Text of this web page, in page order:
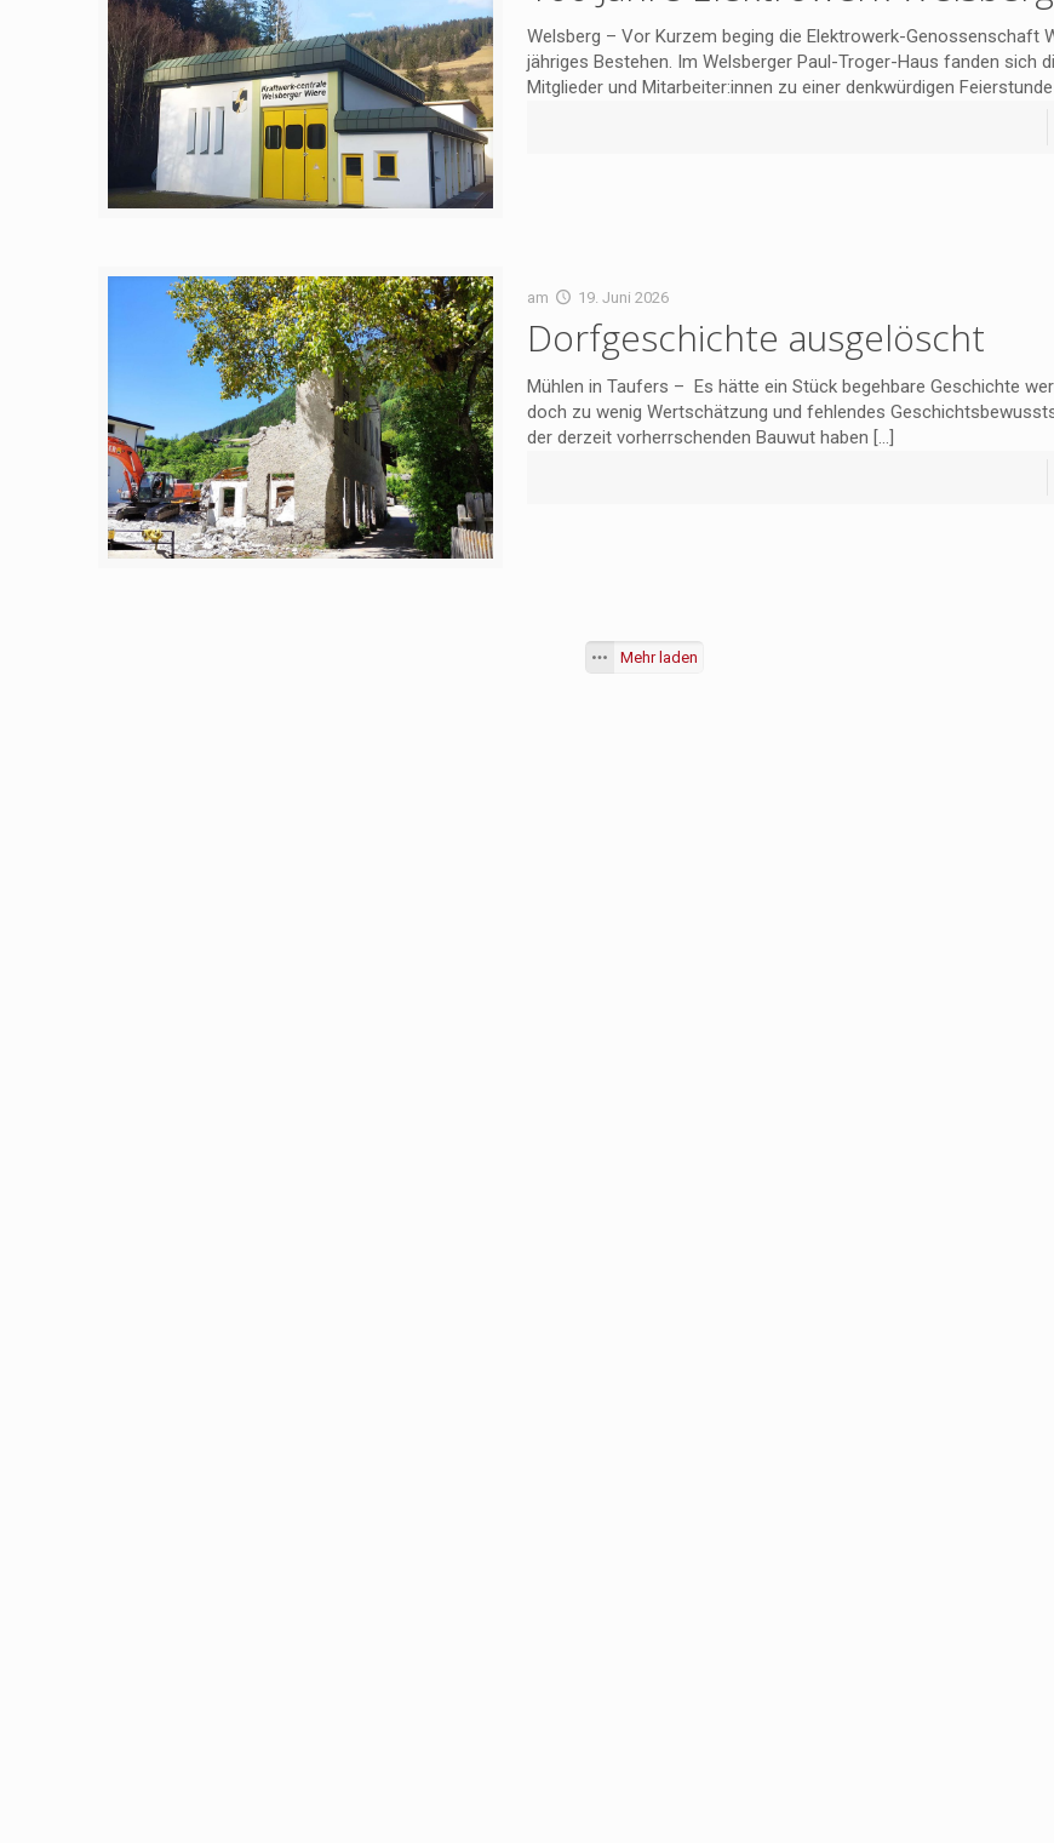
Welsberg – Vor Kurzem beging die Elektrowerk-Genossenschaft
jähriges Bestehen. Im Welsberger Paul-Troger-Haus fanden sich
Mitglieder und Mitarbeiter:innen zu einer denkwürdigen Feierstunde
am 19. Juni 2026
Dorfgeschichte ausgelöscht
Mühlen in Taufers – Es hätte ein Stück begehbare Geschichte
doch zu wenig Wertschätzung und fehlendes
der derzeit vorherrschenden Bauwut haben […]
Mehr laden